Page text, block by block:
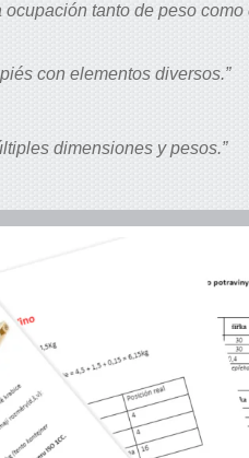
tanto de peso
con elementos diversos.”
dimensiones y pesos.”